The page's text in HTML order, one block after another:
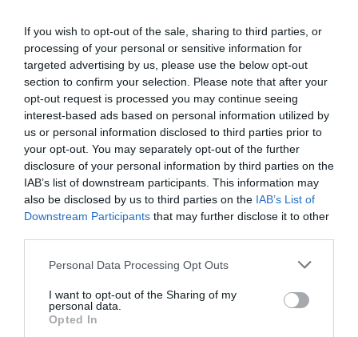
If you wish to opt-out of the sale, sharing to third parties, or
processing of your personal or sensitive information for
targeted advertising by us, please use the below opt-out
section to confirm your selection. Please note that after your
opt-out request is processed you may continue seeing
interest-based ads based on personal information utilized by
us or personal information disclosed to third parties prior to
your opt-out. You may separately opt-out of the further
disclosure of your personal information by third parties on the
IAB’s list of downstream participants. This information may
also be disclosed by us to third parties on the IAB’s List of
Downstream Participants that may further disclose it to other
Personal Data Processing Opt Outs
I want to opt-out of the Sharing of my
personal data.
Opted In
vivienda. Son debates necesarios y democráticamente
saludables.
Sin embargo,la seguridad y el bienestar no son
conceptos incompatibles.De hecho, la experiencia
europea demuestra que los sistemas de protección social
más avanzados han convivido históricamente con
estructuras sólidas de defensa colectiva. La falsa elección
entre hospitales o seguridad simplifica una realidad mucho
más compleja.
constituye otro de los elementos centrales de la propuesta.
Durante años han sido objeto de discusion política y
social.Pero también han desempeñado un papel relevante